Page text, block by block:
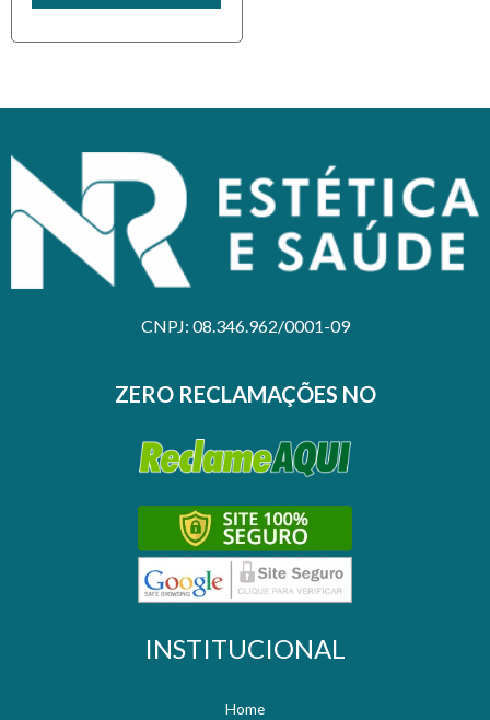
CNPJ: 08.346.962/0001-09
ZERO RECLAMAÇÕES NO
INSTITUCIONAL
Home